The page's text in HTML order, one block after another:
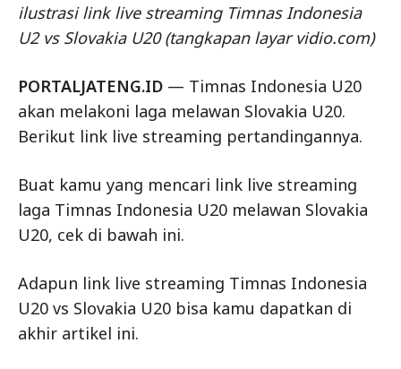
ilustrasi link live streaming Timnas Indonesia
U2 vs Slovakia U20 (tangkapan layar vidio.com)
PORTALJATENG.ID — Timnas Indonesia U20
akan melakoni laga melawan Slovakia U20.
Berikut link live streaming pertandingannya.
Buat kamu yang mencari link live streaming
laga Timnas Indonesia U20 melawan Slovakia
U20, cek di bawah ini.
Adapun link live streaming Timnas Indonesia
U20 vs Slovakia U20 bisa kamu dapatkan di
akhir artikel ini.